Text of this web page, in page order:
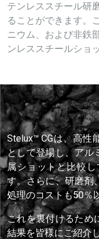
テンレススチール研
ることができます。
ニウム、および非鉄
ンレススチールショ
Stelux™ CGは、高性
として登場し、アル
属ショットと比較
す。さらに、研磨剤
処理のコストも50％
これを裏付けるため
結果を皆様にご紹介